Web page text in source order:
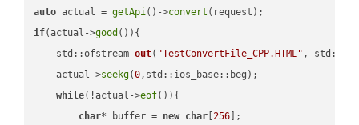
auto actual = getApi()->convert
if(actual->good ()){
std::ofstream out( "TestConvertFile_CPP.HTML" ,
    actual->
seekg(0,std::ios_base::beg);
while(!actual->eof()){
char* buffer = new char [256 ];